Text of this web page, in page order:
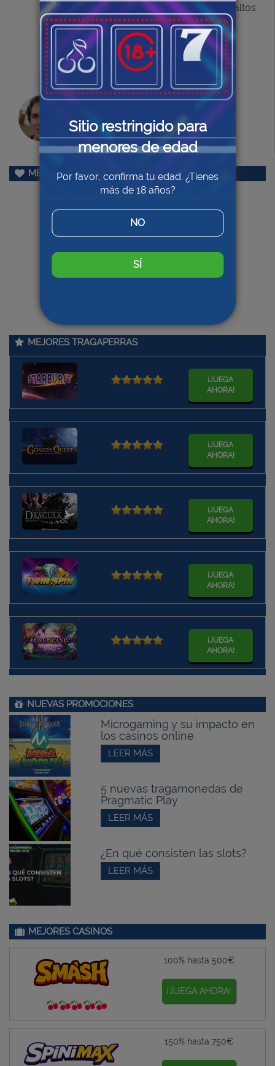
con la que se pueden tener pagos más altos
en las combinaciones logradas.
¡CONSIGUE TU BONO!
Tragaperras online.org
MEJOR OFERTA
MEJORES TRAGAPERRAS
¡JUEGA
AHORA!
¡JUEGA
AHORA!
¡JUEGA
AHORA!
¡JUEGA
AHORA!
¡JUEGA
AHORA!
NUEVAS PROMOCIONES
Microgaming y su impacto en
los casinos online
LEER MÁS
5 nuevas tragamonedas de
Pragmatic Play
LEER MÁS
¿En qué consisten las slots?
LEER MÁS
MEJORES CASINOS
100% hasta 500€
¡JUEGA AHORA!
150% hasta 750€
Sitio restringido para
menores de edad
Por favor, confirma tu edad. ¿Tienes
más de 18 años?
NO
SÍ